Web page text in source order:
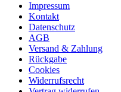
Impressum
Kontakt
Datenschutz
AGB
Versand & Zahlung
Rückgabe
Cookies
Widerrufsrecht